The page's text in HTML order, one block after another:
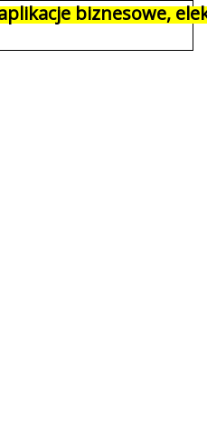
aplikacje biznesowe,